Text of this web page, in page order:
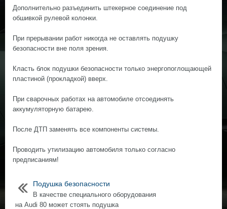
Дополнительно разъединить штекерное соединение под
обшивкой рулевой колонки.
При прерывании работ никогда не оставлять подушку
безопасности вне поля зрения.
Класть блок подушки безопасности только энергопоглощающей
пластиной (прокладкой) вверх.
При сварочных работах на автомобиле отсоединять
аккумуляторную батарею.
После ДТП заменять все компоненты системы.
Проводить утилизацию автомобиля только согласно
предписаниям!
Подушка безопасности
В качестве специального оборудования
на Audi 80 может стоять подушка